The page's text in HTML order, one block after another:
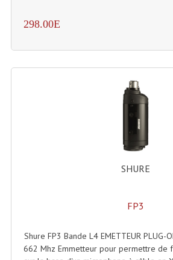
298.00E
SHURE
FP3
Shure FP3 Bande L4 EMETTEUR PLUG-
662 Mhz Emmetteur pour permettre de